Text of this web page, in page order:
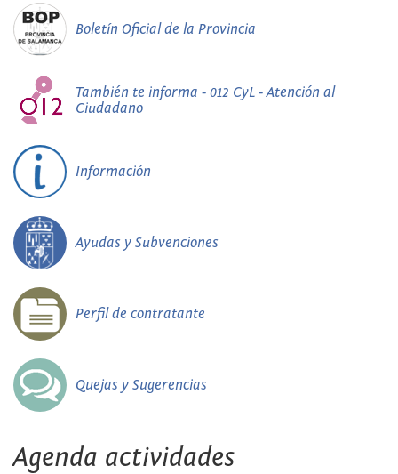
Boletín Oficial de la Provincia
También te informa - 012 CyL - Atención al
Ciudadano
Información
Ayudas y Subvenciones
Perfil de contratante
Quejas y Sugerencias
Agenda actividades